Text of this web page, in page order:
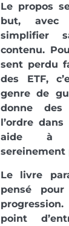
Le propos
but, avec
simplifier
contenu.
sent perdu
des ETF,
genre de
donne
l’ordre
aide à
sereinement
Le livre
pensé pour
point